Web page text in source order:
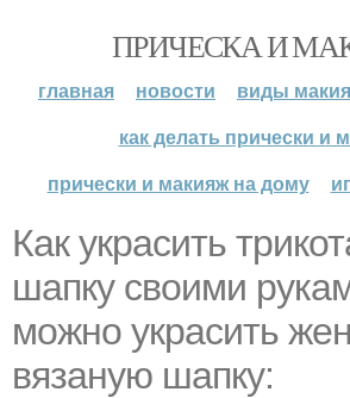
ПРИЧЕСКА И
главная новости
виды
как делать прически и
прически и макияж на дому
Как украсить
шапку своими
можно украсить
вязаную шапку: